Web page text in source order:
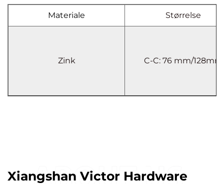
Materiale Størrelse
Zink C-C: 76 mm/128mm
Xiangshan Victor Hardware